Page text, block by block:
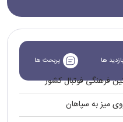
ها پربحث ها
فرهنگی فوتبال کشور
میز به سپاهان